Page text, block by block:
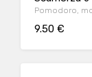
Pomodoro,
9.50 €